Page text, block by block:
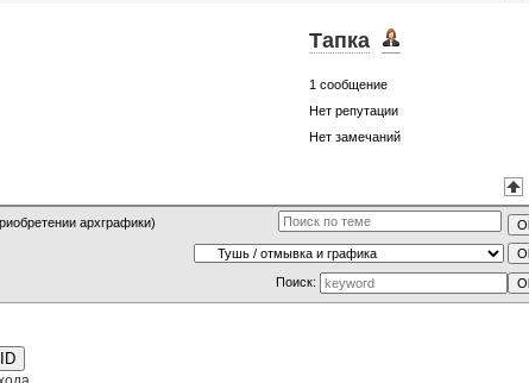
Тапка
1 сообщение
Нет репутации
Нет замечаний
архграфики)
Поиск: